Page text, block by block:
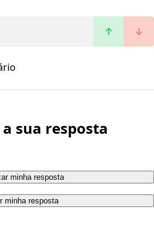
sua resposta
minha resposta
minha resposta